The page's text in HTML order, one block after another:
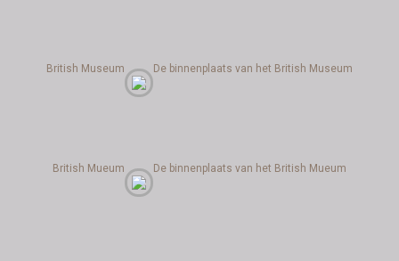
British Museum De binnenplaats van het British Museum
British Mueum De binnenplaats van het British Mueum